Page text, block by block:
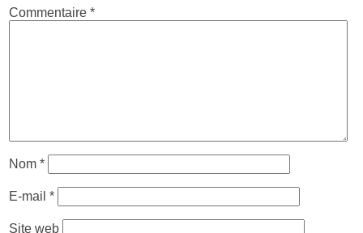
Commentaire*
Nom*
E-mail*
Site web